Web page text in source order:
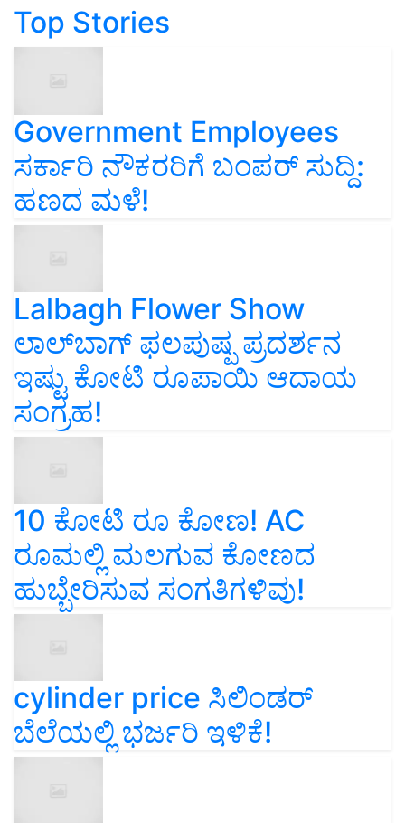
Top Stories
Government Employees
ಸರ್ಕಾರಿ ನೌಕರರಿಗೆ ಬಂಪರ್‌ ಸುದ್ದಿ:
ಹಣದ ಮಳೆ!
Lalbagh Flower Show
ಲಾಲ್‌ಬಾಗ್ ಫಲಪುಷ್ಪ ಪ್ರದರ್ಶನ
ಇಷ್ಟು ಕೋಟಿ ರೂಪಾಯಿ ಆದಾಯ
ಸಂಗ್ರಹ!
10 ಕೋಟಿ ರೂ ಕೋಣ! AC
ರೂಮಲ್ಲಿ ಮಲಗುವ ಕೋಣದ
ಹುಬ್ಬೇರಿಸುವ ಸಂಗತಿಗಳಿವು!
cylinder price ಸಿಲಿಂಡರ್‌
ಬೆಲೆಯಲ್ಲಿ ಭರ್ಜರಿ ಇಳಿಕೆ!